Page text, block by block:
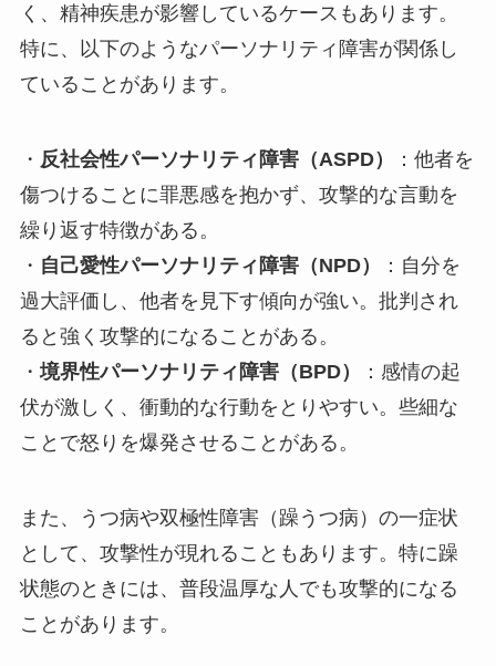
く、精神疾患が影響しているケースもあります。
特に、以下のようなパーソナリティ障害が関係し
ていることがあります。
・ 反社会性パーソナリティ障害（ASPD）
：他者を
傷つけることに罪悪感を抱かず、攻撃的な言動を
繰り返す特徴がある。
・ 自己愛性パーソナリティ障害（NPD）
：自分を
過大評価し、他者を見下す傾向が強い。批判され
ると強く攻撃的になることがある。
・ 境界性パーソナリティ障害（BPD）
：感情の起
伏が激しく、衝動的な行動をとりやすい。些細な
ことで怒りを爆発させることがある。
また、うつ病や双極性障害（躁うつ病）の一症状
として、攻撃性が現れることもあります。特に躁
状態のときには、普段温厚な人でも攻撃的になる
ことがあります。